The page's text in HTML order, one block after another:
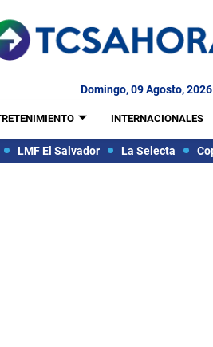
Domingo, 09 Agosto, 2026
INTERNACIONALES
LMF El Salvador La Selecta